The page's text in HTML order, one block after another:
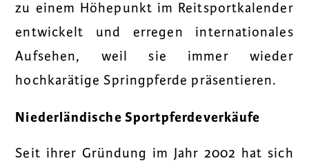
zu einem Höhepunkt im Reitsportkalender
entwickelt und erregen internationales
Aufsehen, weil sie immer wieder
hochkarätige Springpferde präsentieren.
Niederländische Sportpferdeverkäufe
Seit ihrer Gründung im Jahr 2002 hat sich